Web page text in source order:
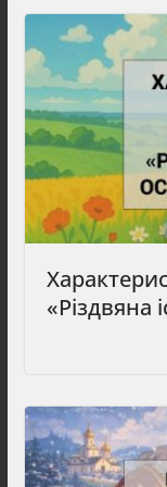
«Різдвяна